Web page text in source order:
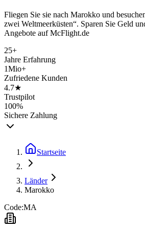
Fliegen Sie sie nach Marokko und
zwei Weltmeerküsten“. Sparen Sie Geld
Angebote auf McFlight.de
25+
Jahre Erfahrung
1Mio+
Zufriedene Kunden
4.7★
Trustpilot
100%
Sichere Zahlung
Startseite
Länder
Marokko
Code:MA